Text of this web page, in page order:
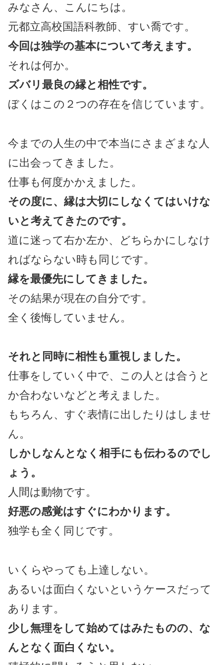
みなさん、こんにちは。
元都立高校国語科教師、すい喬です。
今回は独学の基本について考えます。
それは何か。
ズバリ最良の縁と相性です。
ぼくはこの２つの存在を信じています。
今までの人生の中で本当にさまざまな人
に出会ってきました。
仕事も何度かかえました。
その度に、縁は大切にしなくてはいけな
いと考えてきたのです。
道に迷って右か左か、どちらかにしなけ
ればならない時も同じです。
縁を最優先にしてきました。
その結果が現在の自分です。
全く後悔していません。
それと同時に相性も重視しました。
仕事をしていく中で、この人とは合うと
か合わないなどと考えました。
もちろん、すぐ表情に出したりはしませ
ん。
しかしなんとなく相手にも伝わるのでし
ょう。
人間は動物です。
好悪の感覚はすぐにわかります。
独学も全く同じです。
いくらやっても上達しない。
あるいは面白くないというケースだって
あります。
少し無理をして始めてはみたものの、な
んとなく面白くない。